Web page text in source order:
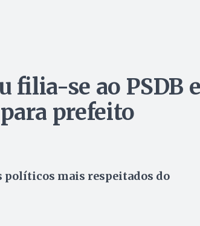
filia-se ao PSDB e
prefeito
políticos mais respeitados do